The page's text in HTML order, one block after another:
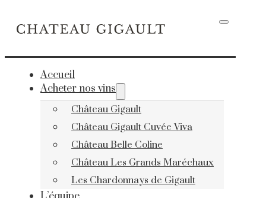
Accueil
Acheter nos vins
Château Gigault
Château Gigault Cuvée Viva
Château Belle Coline
Château Les Grands Maréchaux
Les Chardonnays de Gigault